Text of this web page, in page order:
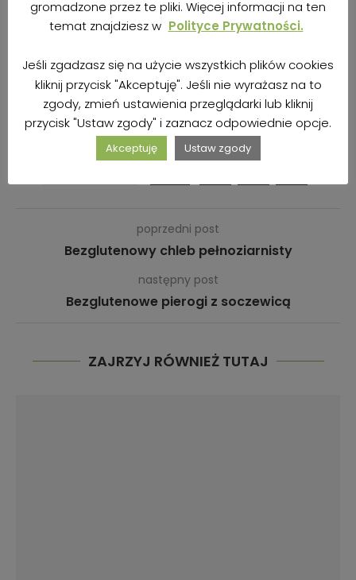
BOŻE NARODZENIE
KRUCHE CIASTECZKA PIERNICZKI PIERNIK
PRZYPRAWY KORZENNE ŚWIĘTA
poprzedni post
Bezglutenowy chleb pełnoziarnisty
następny post
Bezglutenowe pierogi z soczewicą
ZAJRZYJ RÓWNIEŻ TUTAJ
gromadzone przez te pliki. Więcej informacji na ten
temat znajdziesz w Polityce Prywatności.
Jeśli zgadzasz się na użycie wszystkich plików cookies
kliknij przycisk "Akceptuję". Jeśli nie wyrażasz na to
zgody, zmień ustawienia przeglądarki lub kliknij
przycisk "Ustaw zgody" i zaznacz odpowiednie opcje.
Akceptuję Ustaw zgody